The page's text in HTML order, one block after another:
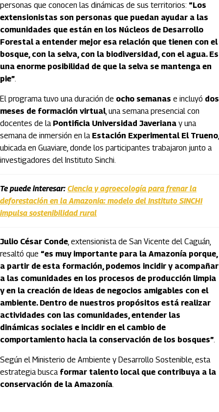
personas que conocen las dinámicas de sus territorios: “Los
extensionistas son personas que puedan ayudar a las
comunidades que están en los Núcleos de Desarrollo
Forestal a entender mejor esa relación que tienen con el
bosque, con la selva, con la biodiversidad, con el agua. Es
una enorme posibilidad de que la selva se mantenga en
pie”.
El programa tuvo una duración de ocho semanas e incluyó dos
meses de formación virtual, una semana presencial con
docentes de la Pontificia Universidad Javeriana y una
semana de inmersión en la Estación Experimental El Trueno,
ubicada en Guaviare, donde los participantes trabajaron junto a
investigadores del Instituto Sinchi.
Te puede interesar: Ciencia y agroecología para frenar la
deforestación en la Amazonia: modelo del Instituto SINCHI
impulsa sostenibilidad rural
Julio César Conde, extensionista de San Vicente del Caguán,
resaltó que “es muy importante para la Amazonía porque,
a partir de esta formación, podemos incidir y acompañar
a las comunidades en los procesos de producción limpia
y en la creación de ideas de negocios amigables con el
ambiente. Dentro de nuestros propósitos está realizar
actividades con las comunidades, entender las
dinámicas sociales e incidir en el cambio de
comportamiento hacia la conservación de los bosques”.
Según el Ministerio de Ambiente y Desarrollo Sostenible, esta
estrategia busca formar talento local que contribuya a la
conservación de la Amazonía.